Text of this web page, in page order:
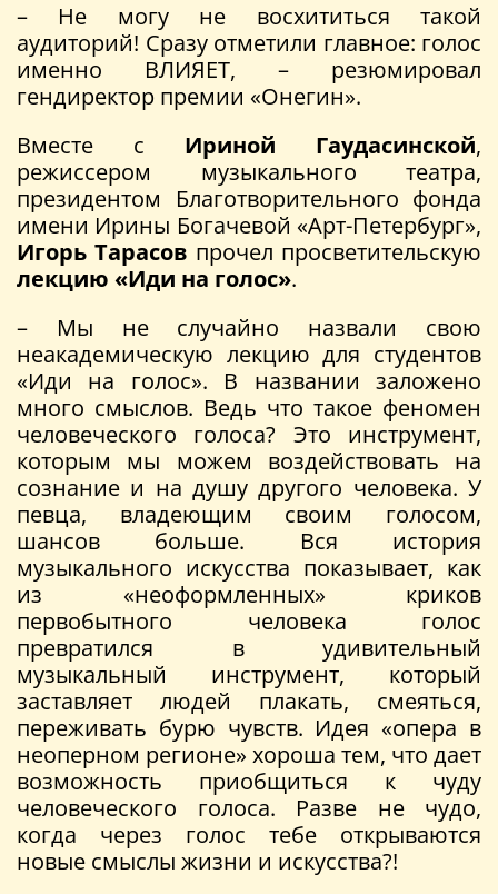
– Не могу не восхититься такой
аудиторий! Сразу отметили главное: голос
именно ВЛИЯЕТ, – резюмировал
гендиректор премии «Онегин».
Вместе с Ириной Гаудасинской,
режиссером музыкального театра,
президентом Благотворительного фонда
имени Ирины Богачевой «Арт-Петербург»,
Игорь Тарасов прочел просветительскую
лекцию «Иди на голос».
– Мы не случайно назвали свою
неакадемическую лекцию для студентов
«Иди на голос». В названии заложено
много смыслов. Ведь что такое феномен
человеческого голоса? Это инструмент,
которым мы можем воздействовать на
сознание и на душу другого человека. У
певца, владеющим своим голосом,
шансов больше. Вся история
музыкального искусства показывает, как
из «неоформленных» криков
первобытного человека голос
превратился в удивительный
музыкальный инструмент, который
заставляет людей плакать, смеяться,
переживать бурю чувств. Идея «опера в
неоперном регионе» хороша тем, что дает
возможность приобщиться к чуду
человеческого голоса. Разве не чудо,
когда через голос тебе открываются
новые смыслы жизни и искусства?!